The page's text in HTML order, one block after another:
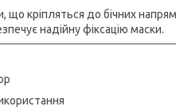
що кріпляться до бічних
надійну фіксацію маски.